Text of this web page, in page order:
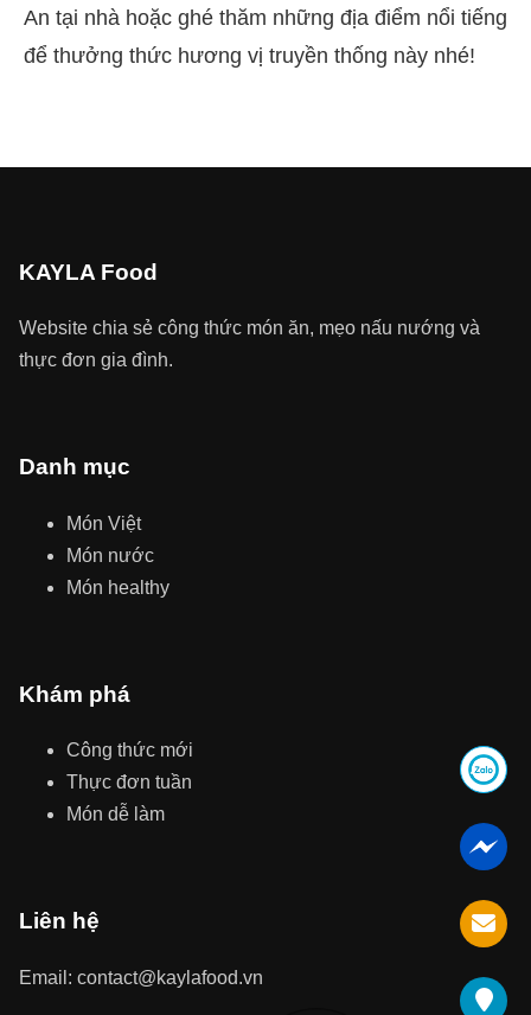
An tại nhà hoặc ghé thăm những địa điểm nổi tiếng
để thưởng thức hương vị truyền thống này nhé!
KAYLA Food
Website chia sẻ công thức món ăn, mẹo nấu nướng và
thực đơn gia đình.
Danh mục
Món Việt
Món nước
Món healthy
Khám phá
Công thức mới
Thực đơn tuần
Món dễ làm
Liên hệ
Email: contact@kaylafood.vn